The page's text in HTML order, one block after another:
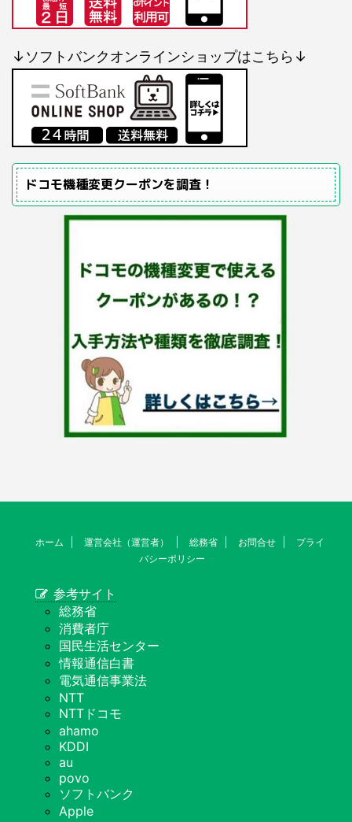
↓ソフトバンクオンラインショップはこちら↓
ドコモ機種変更クーポンを調査！
ホーム 運営会社（運営者） 総務省 お問合せ
プライ
バシーポリシー
参考サイト
総務省
消費者庁
国民生活センター
情報通信白書
電気通信事業法
NTT
NTTドコモ
ahamo
KDDI
au
povo
ソフトバンク
Apple